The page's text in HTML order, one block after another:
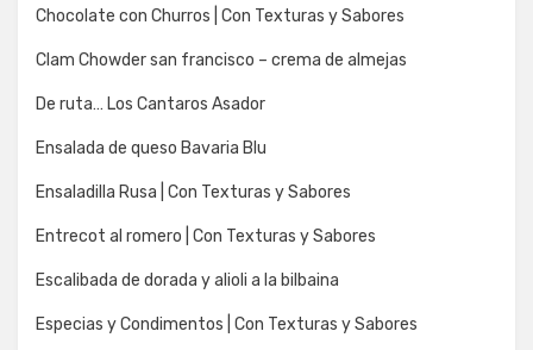
Chocolate con Churros | Con Texturas y Sabores
Clam Chowder san francisco – crema de almejas
De ruta… Los Cantaros Asador
Ensalada de queso Bavaria Blu
Ensaladilla Rusa | Con Texturas y Sabores
Entrecot al romero | Con Texturas y Sabores
Escalibada de dorada y alioli a la bilbaina
Especias y Condimentos | Con Texturas y Sabores